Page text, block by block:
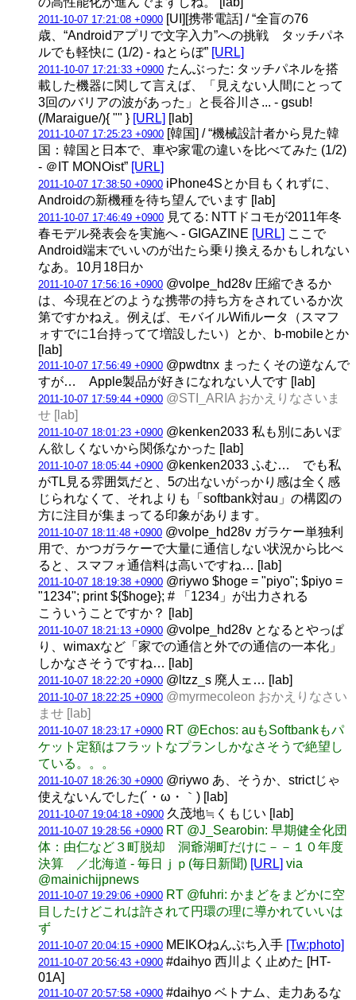
2011-10-07 17:21:08 +0900 [UI][携帯電話] / “全盲の76
歳、“Androidアプリで文字入力”への挑戦 タッチパネ
ルでも軽快に (1/2) - ねとらぼ” [URL]
2011-10-07 17:21:33 +0900 たんぶった: タッチパネルを搭
載した機器に関して言えば、「見えない人間にとって
3回のバリアの波があった」と長谷川さ... - gsub!
(/Maraigue/){ "" } [URL] [lab]
2011-10-07 17:25:23 +0900 [韓国] / “機械設計者から見た韓
国：韓国と日本で、車や家電の違いを比べてみた (1/2)
- ＠IT MONOist” [URL]
2011-10-07 17:38:50 +0900 iPhone4Sとか目もくれずに、
Androidの新機種を待ち望んでいます [lab]
2011-10-07 17:46:49 +0900 見てる: NTTドコモが2011年冬
春モデル発表会を実施へ - GIGAZINE [URL] ここで
Android端末でいいのが出たら乗り換えるかもしれない
なあ。10月18日か
2011-10-07 17:56:16 +0900 @volpe_hd28v 圧縮できるか
は、今現在どのような携帯の持ち方をされているか次
第ですかねえ。例えば、モバイルWifiルータ（スマフ
ォすでに1台持ってて増設したい）とか、b-mobileとか
[lab]
2011-10-07 17:56:49 +0900 @pwdtnx まったくその逆なんで
すが… Apple製品が好きになれない人です [lab]
2011-10-07 17:59:44 +0900 @STI_ARIA おかえりなさいま
せ [lab]
2011-10-07 18:01:23 +0900 @kenken2033 私も別にあいぽ
ん欲しくないから関係なかった [lab]
2011-10-07 18:05:44 +0900 @kenken2033 ふむ… でも私
がTL見る雰囲気だと、5の出ないがっかり感は全く感
じられなくて、それよりも「softbank対au」の構図の
方に注目が集まってる印象があります。
2011-10-07 18:11:48 +0900 @volpe_hd28v ガラケー単独利
用で、かつガラケーで大量に通信しない状況から比べ
ると、スマフォ通信料は高いですね… [lab]
2011-10-07 18:19:38 +0900 @riywo $hoge = "piyo"; $piyo =
"1234"; print ${$hoge}; # 「1234」が出力される
こういうことですか？ [lab]
2011-10-07 18:21:13 +0900 @volpe_hd28v となるとやっぱ
り、wimaxなど「家での通信と外での通信の一本化」
しかなさそうですね… [lab]
2011-10-07 18:22:20 +0900 @ltzz_s 廃人ェ… [lab]
2011-10-07 18:22:25 +0900 @myrmecoleon おかえりなさい
ませ [lab]
2011-10-07 18:23:17 +0900 RT @Echos: auもSoftbankもパ
ケット定額はフラットなプランしかなさそうで絶望し
ている。。。
2011-10-07 18:26:30 +0900 @riywo あ、そうか、strictじゃ
使えないんでした(´・ω・｀) [lab]
2011-10-07 19:04:18 +0900 久茂地≒くもじい [lab]
2011-10-07 19:28:56 +0900 RT @J_Searobin: 早期健全化団
体：由仁など３町脱却 洞爺湖町だけに－－１０年度
決算 ／北海道 - 毎日ｊｐ(毎日新聞) [URL] via
@mainichijpnews
2011-10-07 19:29:06 +0900 RT @fuhri: かまどをまどかに空
目したけどこれは許されて円環の理に導かれていいは
ず
2011-10-07 20:04:15 +0900 MEIKOねんぷち入手 [Tw:photo]
2011-10-07 20:56:43 +0900 #daihyo 西川よく止めた [HT-
01A]
2011-10-07 20:57:58 +0900 #daihyo ベトナム、走力あるな